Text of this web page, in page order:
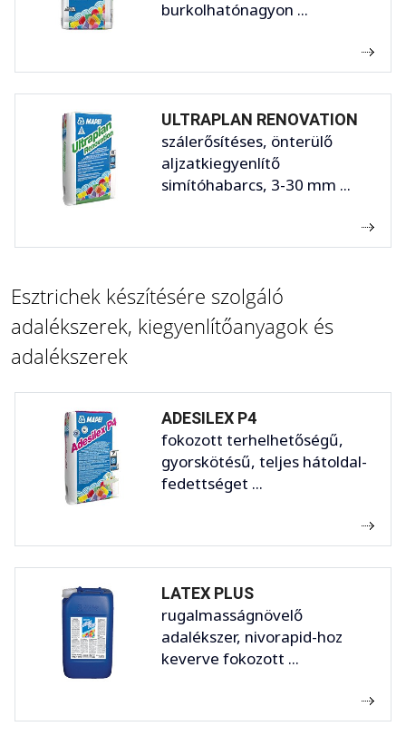
burkolhatónagyon ...
ULTRAPLAN RENOVATION
szálerősítéses, önterülő
aljzatkiegyenlítő
simítóhabarcs, 3-30 mm ...
Esztrichek készítésére szolgáló
adalékszerek, kiegyenlítőanyagok és
adalékszerek
ADESILEX P4
fokozott terhelhetőségű,
gyorskötésű, teljes hátoldal-
fedettséget ...
LATEX PLUS
rugalmasságnövelő
adalékszer, nivorapid-hoz
keverve fokozott ...